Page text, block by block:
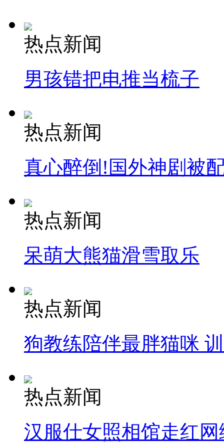
热点新闻
男孩错把电推当梳子
热点新闻
真心醉倒!国外神剧被
热点新闻
呆萌大熊猫滑雪取乐
热点新闻
狗教练陪伴最胖猫咪
热点新闻
汉服仕女照相馆走红网